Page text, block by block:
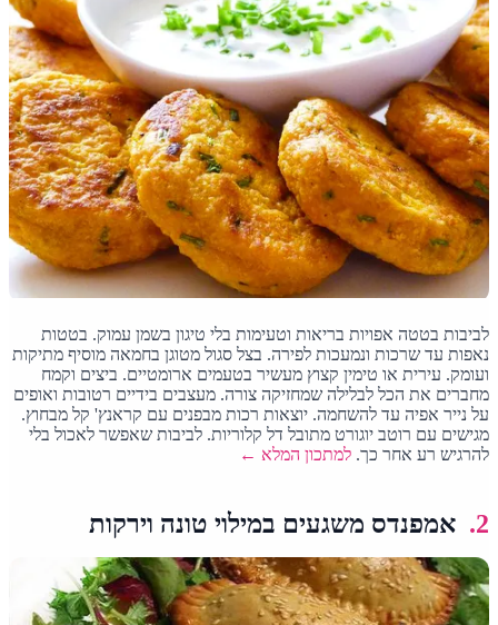
לביבות בטטה אפויות בריאות וטעימות בלי טיגון בשמן עמוק. בטטות
נאפות עד שרכות ונמעכות לפירה. בצל סגול מטוגן בחמאה מוסיף מתיקות
ועומק. עירית או טימין קצוץ מעשיר בטעמים ארומטיים. ביצים וקמח
מחברים את הכל לבלילה שמחזיקה צורה. מעצבים בידיים רטובות ואופים
על נייר אפיה עד להשחמה. יוצאות רכות מבפנים עם קראנץ' קל מבחוץ.
מגישים עם רוטב יוגורט מתובל דל קלוריות. לביבות שאפשר לאכול בלי
להרגיש רע אחר כך.למתכון המלא ←
2. אמפנדס משגעים במילוי טונה וירקות